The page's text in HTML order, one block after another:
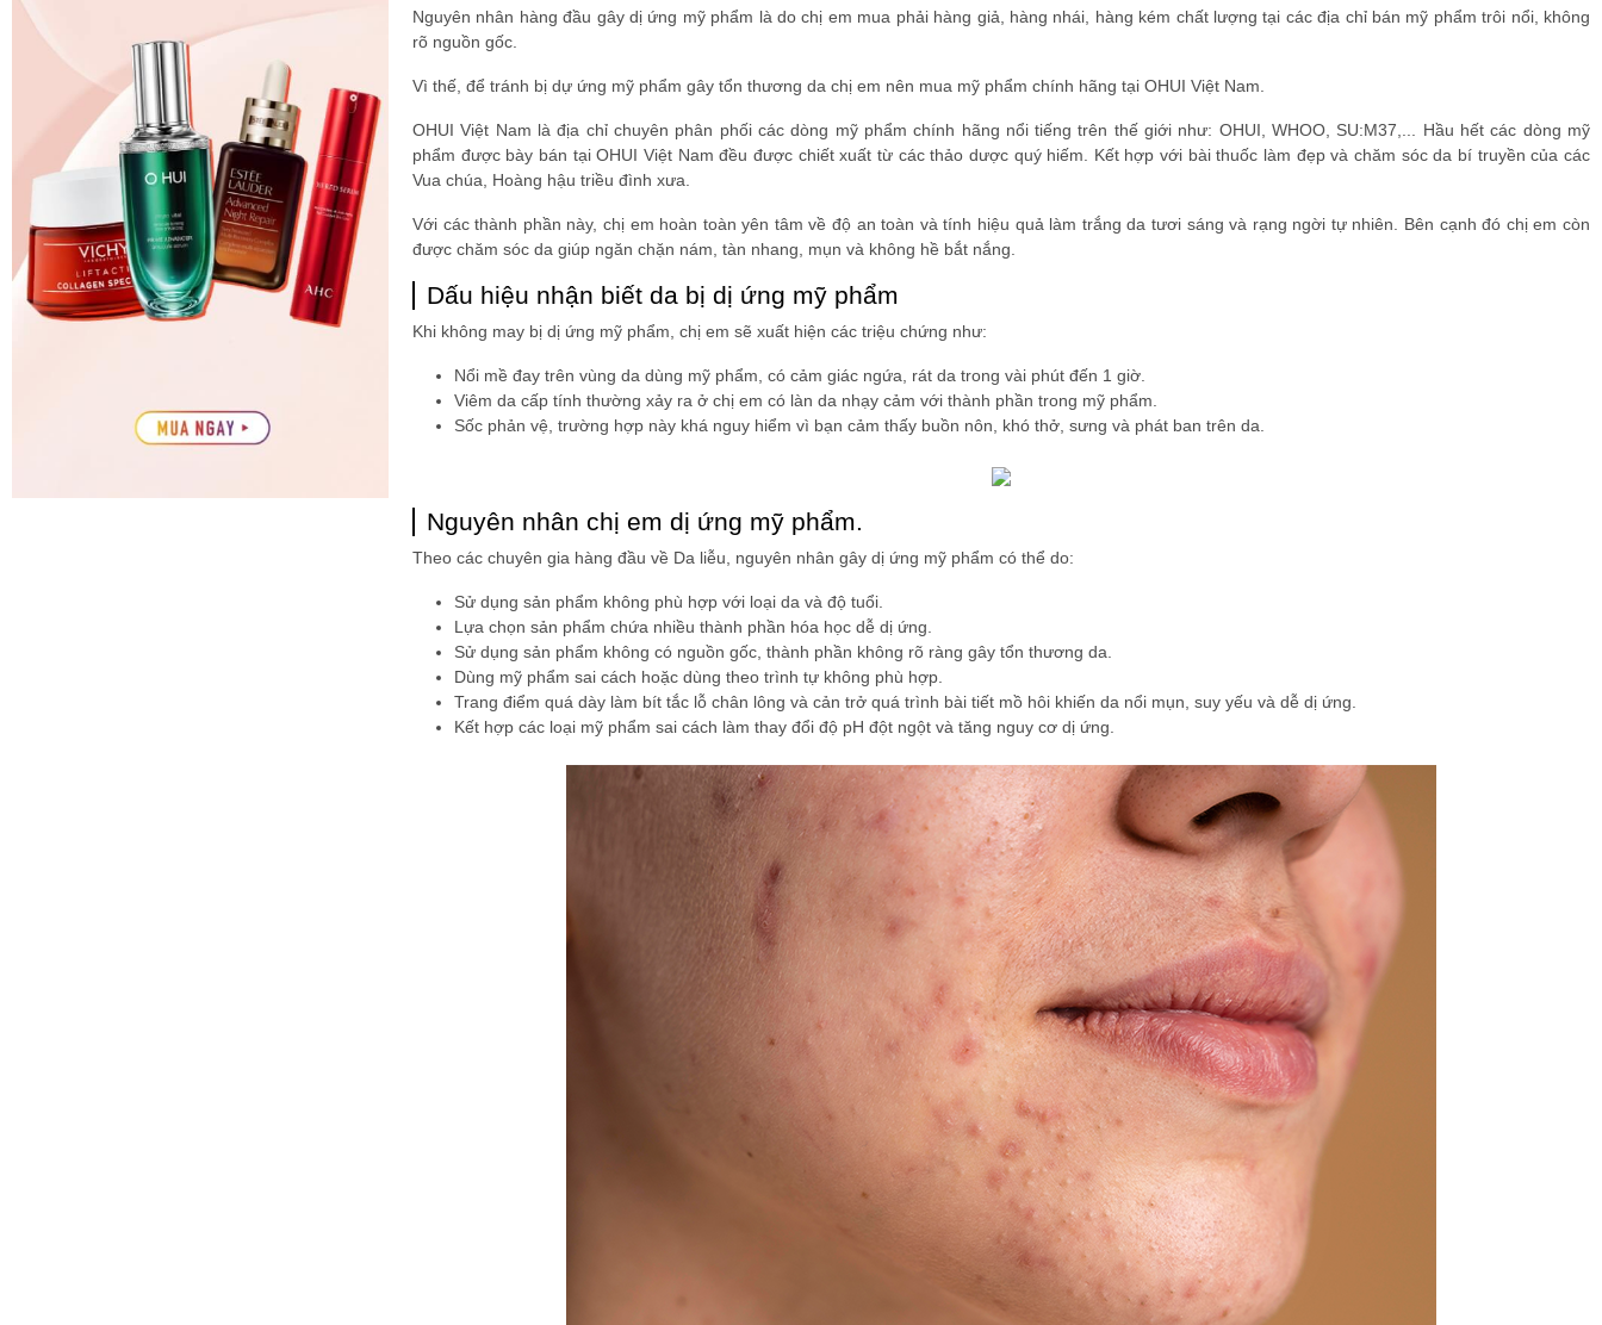
Nguyên nhân hàng đầu gây dị ứng mỹ phẩm là do chị em mua phải hàng giả, hàng nhái, hàng kém chất lượng tại các địa chỉ bán mỹ phẩm trôi nổi, không
rõ nguồn gốc.
Vì thế, để tránh bị dự ứng mỹ phẩm gây tổn thương da chị em nên mua mỹ phẩm chính hãng tại OHUI Việt Nam.
OHUI Việt Nam là địa chỉ chuyên phân phối các dòng mỹ phẩm chính hãng nổi tiếng trên thế giới như: OHUI, WHOO, SU:M37,... Hầu hết các dòng mỹ
phẩm được bày bán tại OHUI Việt Nam đều được chiết xuất từ các thảo dược quý hiếm. Kết hợp với bài thuốc làm đẹp và chăm sóc da bí truyền của các
Vua chúa, Hoàng hậu triều đình xưa.
Với các thành phần này, chị em hoàn toàn yên tâm về độ an toàn và tính hiệu quả làm trắng da tươi sáng và rạng ngời tự nhiên. Bên cạnh đó chị em còn
được chăm sóc da giúp ngăn chặn nám, tàn nhang, mụn và không hề bắt nắng.
Dấu hiệu nhận biết da bị dị ứng mỹ phẩm
Khi không may bị dị ứng mỹ phẩm, chị em sẽ xuất hiện các triệu chứng như:
Nổi mề đay trên vùng da dùng mỹ phẩm, có cảm giác ngứa, rát da trong vài phút đến 1 giờ.
Viêm da cấp tính thường xảy ra ở chị em có làn da nhạy cảm với thành phần trong mỹ phẩm.
Sốc phản vệ, trường hợp này khá nguy hiểm vì bạn cảm thấy buồn nôn, khó thở, sưng và phát ban trên da.
Nguyên nhân chị em dị ứng mỹ phẩm.
Theo các chuyên gia hàng đầu về Da liễu, nguyên nhân gây dị ứng mỹ phẩm có thể do:
Sử dụng sản phẩm không phù hợp với loại da và độ tuổi.
Lựa chọn sản phẩm chứa nhiều thành phần hóa học dễ dị ứng.
Sử dụng sản phẩm không có nguồn gốc, thành phần không rõ ràng gây tổn thương da.
Dùng mỹ phẩm sai cách hoặc dùng theo trình tự không phù hợp.
Trang điểm quá dày làm bít tắc lỗ chân lông và cản trở quá trình bài tiết mồ hôi khiến da nổi mụn, suy yếu và dễ dị ứng.
Kết hợp các loại mỹ phẩm sai cách làm thay đổi độ pH đột ngột và tăng nguy cơ dị ứng.